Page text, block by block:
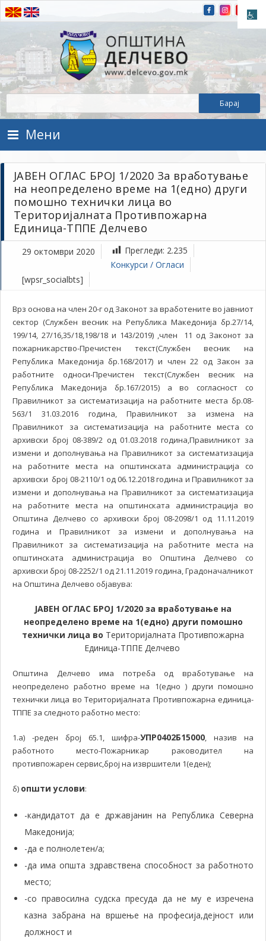
Прескокнете на содржината
Општина Делчево
Општина Делчево
Мени
ЈАВЕН ОГЛАС БРОЈ 1/2020 За вработување
на неопределено време на 1(едно) други
помошно технички лица во
Територијалната Противпожарна
Единица-ТППЕ Делчево
29 октомври 2020 Прегледи: 2.235
Конкурси / Огласи
[wpsr_socialbts]
Врз основа на член 20-г од Законот за вработените во јавниот
сектор (Службен весник на Република Македонија бр.27/14,
199/14, 27/16,35/18,198/18 и 143/2019) ,член 11 од Законот за
пожарникарство-Пречистен текст(Службен весник на
Република Македонија бр.168/2017) и член 22 од Закон за
работните односи-Пречистен текст(Службен весник на
Република Македонија бр.167/2015) а во согласност со
Правилникот за систематизација на работните места бр.08-
563/1 31.03.2016 година, Правилникот за измена на
Правилникот за систематизација на работните места со
архивски број 08-389/2 од 01.03.2018 година,Правилникот за
измени и дополнувања на Правилникот за систематизација
на работните места на општинската администрација со
архивски број 08-2110/1 од 06.12.2018 година и Правилникот за
измени и дополнувања на Правилникот за систематизација
на работните места на општинската администрација во
Општина Делчево со архивски број 08-2098/1 од 11.11.2019
година и Правилникот за измени и дополнувања на
Правилникот за систематизација на работните места на
општинската администрација во Општина Делчево со
архивски број 08-2252/1 од 21.11.2019 година, Градоначалникот
на Општина Делчево објавува:
ЈАВЕН ОГЛАС БРОЈ 1/2020 за вработување на
неопределено време на 1(едно) други помошно
технички лица во Територијалната Противпожарна
Единица-ТППЕ Делчево
Општина Делчево има потреба од вработување на
неопределено работно време на 1(едно ) други помошно
технички лица во Територијалната Противпожарна единица-
ТППЕ за следното работно место:
1.а) -реден број 65.1, шифра-УПР0402Б15000, назив на
работното место-Пожарникар раководител на
противпожарен сервис,број на извршители 1(еден);
б) општи услови:
-кандидатот да е државјанин на Република Северна
Македонија;
-да е полнолетен/а;
-да има општа здравствена способност за работното
место;
-со правосилна судска пресуда да не му е изречена
казна забрана на вршење на професија,дејност или
должност и